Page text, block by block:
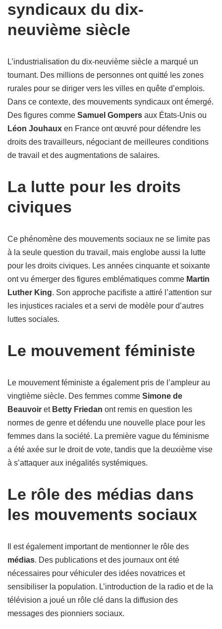
syndicaux du dix-
neuvième siècle
L’industrialisation du dix-neuvième siècle a marqué un
tournant. Des millions de personnes ont quitté les zones
rurales pour se diriger vers les villes en quête d’emplois.
Dans ce contexte, des mouvements syndicaux ont émergé.
Des figures comme Samuel Gompers aux États-Unis ou
Léon Jouhaux en France ont œuvré pour défendre les
droits des travailleurs, négociant de meilleures conditions
de travail et des augmentations de salaires.
La lutte pour les droits
civiques
Ce phénomène des mouvements sociaux ne se limite pas
à la seule question du travail, mais englobe aussi la lutte
pour les droits civiques. Les années cinquante et soixante
ont vu émerger des figures emblématiques comme Martin
Luther King. Son approche pacifiste a attiré l’attention sur
les injustices raciales et a servi de modèle pour d’autres
luttes sociales.
Le mouvement féministe
Le mouvement féministe a également pris de l’ampleur au
vingtième siècle. Des femmes comme Simone de
Beauvoir et Betty Friedan ont remis en question les
normes de genre et défendu une nouvelle place pour les
femmes dans la société. La première vague du féminisme
a été axée sur le droit de vote, tandis que la deuxième vise
à s’attaquer aux inégalités systémiques.
Le rôle des médias dans
les mouvements sociaux
Il est également important de mentionner le rôle des
médias. Des publications et des journaux ont été
nécessaires pour véhiculer des idées novatrices et
sensibiliser la population. L’introduction de la radio et de la
télévision a joué un rôle clé dans la diffusion des
messages des pionniers sociaux.